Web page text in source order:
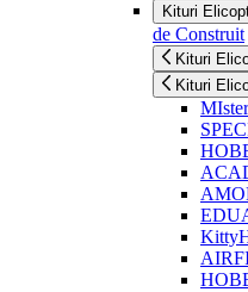
Kituri
de Construit
Kituri
Kituri